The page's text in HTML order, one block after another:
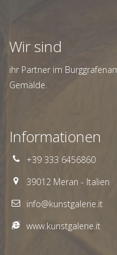
Wir sind
ihr Partner im
Gemälde.
Informationen
+39 333 6456860
39012 Meran - Italien
info@kunstgalerie.it
www.kunstgalerie.it